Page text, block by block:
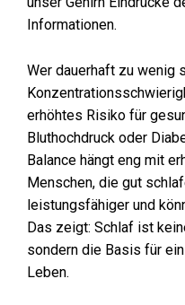
Informationen.
Wer dauerhaft zu wenig
erhöhtes Risiko für
Bluthochdruck oder
Balance hängt eng mit
Menschen, die gut
leistungsfähiger und
Das zeigt: Schlaf ist
sondern die Basis für
Leben.